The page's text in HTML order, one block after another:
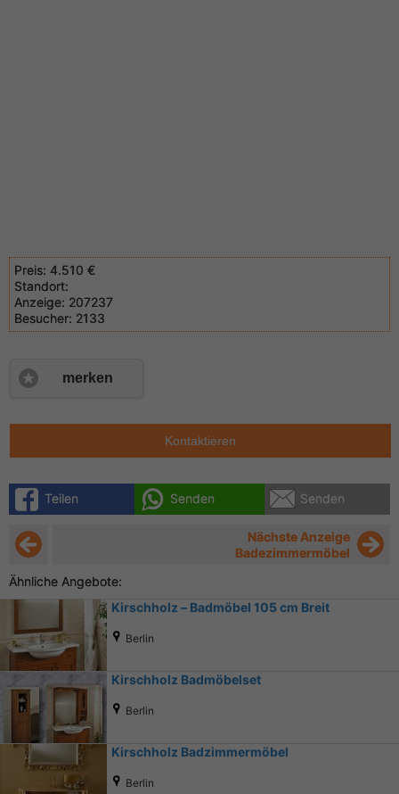
Preis: 4.510 €
Standort:
Anzeige: 207237
Besucher: 2133
merken
Kontaktieren
Teilen Senden Senden
Nächste Anzeige
Badezimmermöbel
Ähnliche Angebote:
Kirschholz – Badmöbel 105 cm Breit
Berlin
Kirschholz Badmöbelset
Berlin
Kirschholz Badzimmermöbel
Berlin